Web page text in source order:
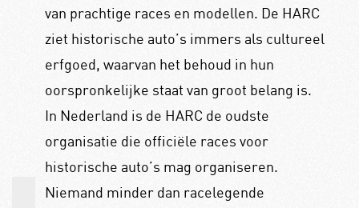
van prachtige races en modellen. De HARC
ziet historische auto’s immers als cultureel
erfgoed, waarvan het behoud in hun
oorspronkelijke staat van groot belang is.
In Nederland is de HARC de oudste
organisatie die officiële races voor
historische auto’s mag organiseren.
Niemand minder dan racelegende